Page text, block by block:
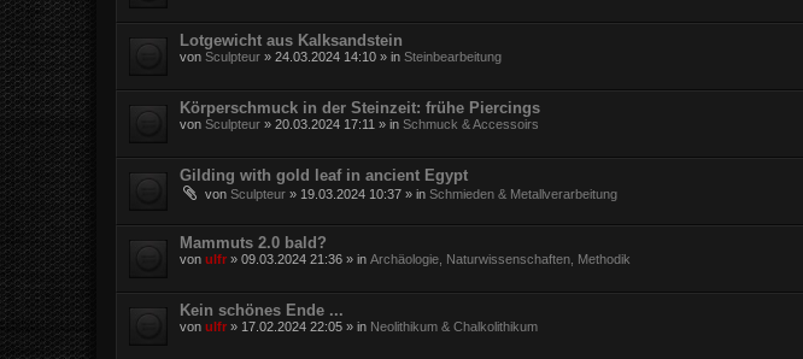
Lotgewicht aus Kalksandstein
von Sculpteur » 24.03.2024 14:10 » in Steinbearbeitung
Körperschmuck in der Steinzeit: frühe Piercings
von Sculpteur » 20.03.2024 17:11 » in Schmuck & Accessoirs
Gilding with gold leaf in ancient Egypt
von Sculpteur » 19.03.2024 10:37 » in Schmieden & Metallverarbeitung
Mammuts 2.0 bald?
von ulfr » 09.03.2024 21:36 » in Archäologie, Naturwissenschaften, Methodik
Kein schönes Ende ...
von ulfr » 17.02.2024 22:05 » in Neolithikum & Chalkolithikum